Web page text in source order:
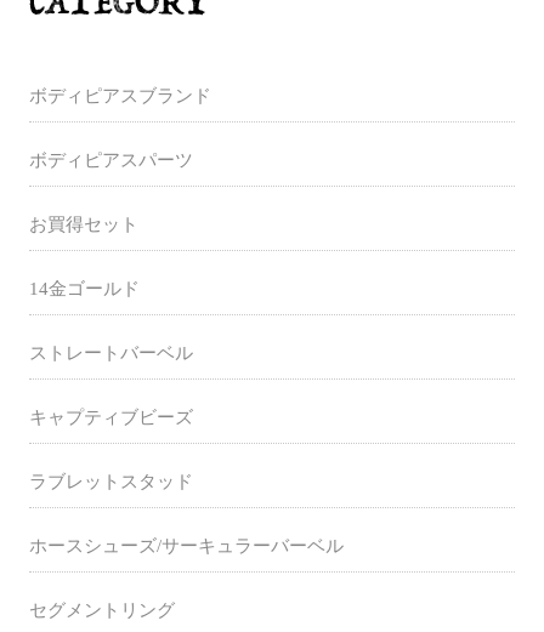
ボディピアスブランド
ボディピアスパーツ
お買得セット
14金ゴールド
ストレートバーベル
キャプティブビーズ
ラブレットスタッド
ホースシューズ/サーキュラーバーベル
セグメントリング